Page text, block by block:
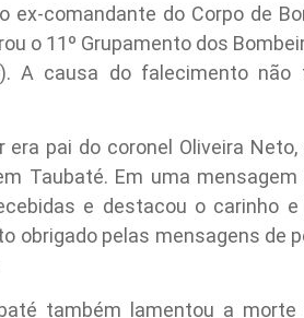
ex-comandante do Corpo de
o 11º Grupamento dos
A causa do falecimento
era pai do coronel Oliveira
Taubaté. Em uma
e destacou o carinho
obrigado pelas mensagens de
também lamentou a